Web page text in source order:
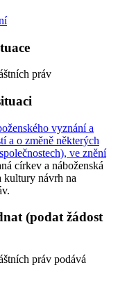
práv
vyznání a
a o změně některých
ve znění
církev a náboženská
kultury návrh na
(podat žádost
práv podává